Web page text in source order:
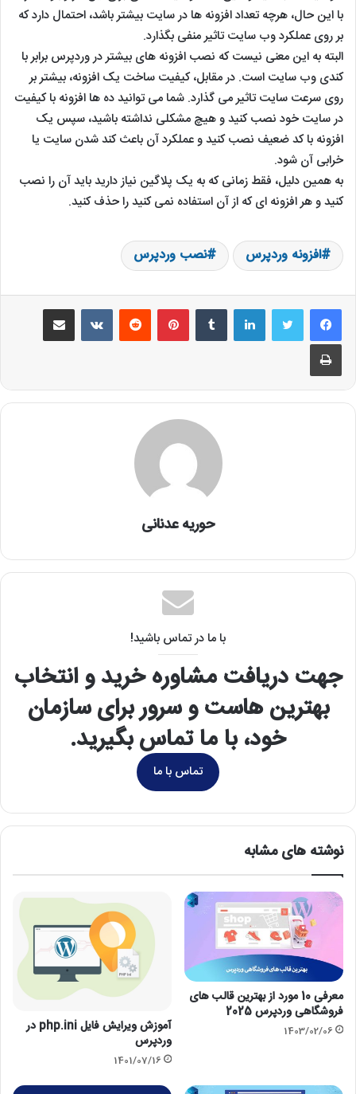
با این حال، هرچه تعداد افزونه ها در سایت بیشتر باشد، احتمال دارد که
بر روی عملکرد وب سایت تاثیر منفی بگذارد.
البته به این معنی نیست که نصب افزونه های بیشتر در وردپرس برابر با
کندی وب سایت است. در مقابل، کیفیت ساخت یک افزونه، بیشتر بر
روی سرعت سایت تاثیر می گذارد. شما می توانید ده ها افزونه با کیفیت
در سایت خود نصب کنید و هیچ مشکلی نداشته باشید، سپس یک
افزونه با کد ضعیف نصب کنید و عملکرد آن باعث کند شدن سایت یا
خرابی آن شود.
به همین دلیل، فقط زمانی که به یک پلاگین نیاز دارید باید آن را نصب
کنید و هر افزونه ای که از آن استفاده نمی کنید را حذف کنید.
افزونه وردپرس نصب وردپرس
لینکدین ‫تامبلر ‫پین‌ترست‫رددیت ‫VKontakteاشتراک گذاری از طریق ایمیل
چاپ
حوریه عدنانی
با ما در تماس باشید!
جهت دریافت مشاوره خرید و انتخاب
بهترین هاست و سرور برای سازمان
خود، با ما تماس بگیرید.
تماس با ما
نوشته های مشابه
معرفی 10 مورد از بهترین قالب های
فروشگاهی وردپرس 2025
1403/02/06 آموزش ویرایش فایل php.ini در
وردپرس
1401/07/16